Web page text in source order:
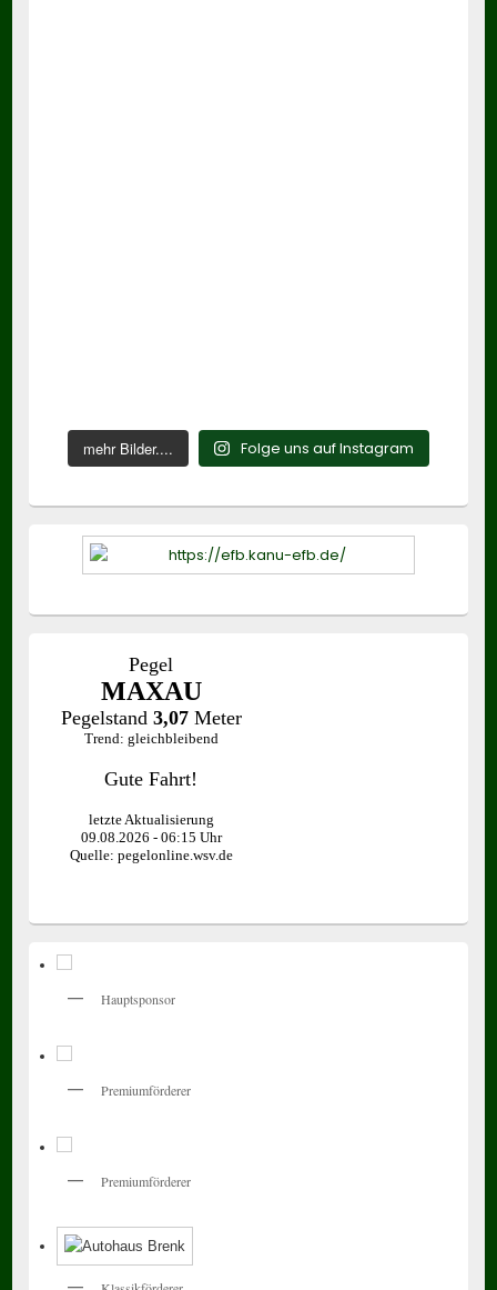
mehr Bilder.... Folge uns auf Instagram
Hauptsponsor
Premiumförderer
Premiumförderer